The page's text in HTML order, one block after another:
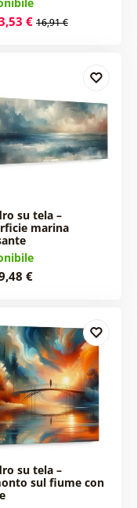
€ 16,91 €
su tela –
marina
€
su tela –
sul fiume con